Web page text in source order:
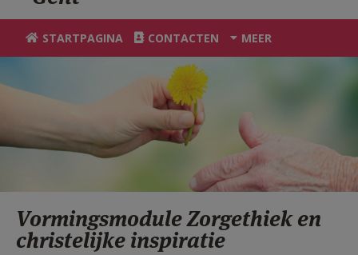
VIERINGEN
HULP
STARTPAGINA PORTAAL
MIJN PAROCHIE
AANMELDEN OF REGISTREREN
STARTPAGINA CONTACTEN MEER
Vormingsmodule Zorgethiek en
christelijke inspiratie